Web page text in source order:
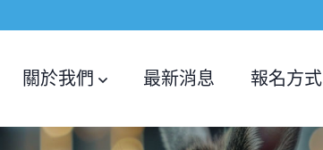
關於我們 最新消息 報名方式